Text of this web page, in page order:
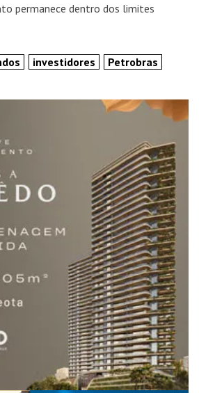
permanece dentro dos limites
investidores
Petrobras